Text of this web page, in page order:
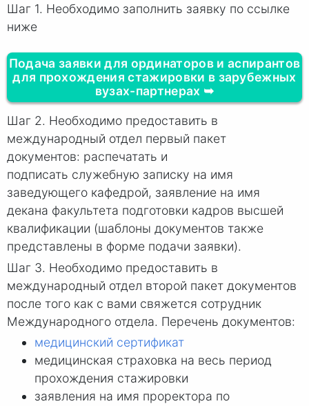
Шаг 1. Необходимо заполнить заявку по ссылке
ниже
Подача заявки для ординаторов и аспирантов
для прохождения стажировки в зарубежных
вузах-партнерах ➥
Шаг 2. Необходимо предоставить в
международный отдел первый пакет
документов: распечатать и
подписать служебную записку на имя
заведующего кафедрой, заявление на имя
декана факультета подготовки кадров высшей
квалификации (шаблоны документов также
представлены в форме подачи заявки).
Шаг 3. Необходимо предоставить в
международный отдел второй пакет документов
после того как с вами свяжется сотрудник
Международного отдела.​ Перечень документов:
медицинский сертификат
медицинская страховка на весь период
прохождения стажировки
заявления на имя проректора по